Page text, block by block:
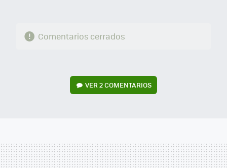
Comentarios cerrados
VER2 COMENTARIOS